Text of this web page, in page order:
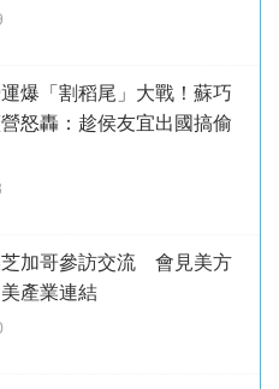
爆「割稻尾」大戰！蘇巧
怒轟：趁侯友宜出國搞偷
芝加哥參訪交流 會見美方
產業連結